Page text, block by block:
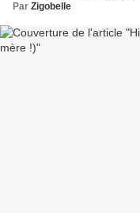
Par Zigobelle